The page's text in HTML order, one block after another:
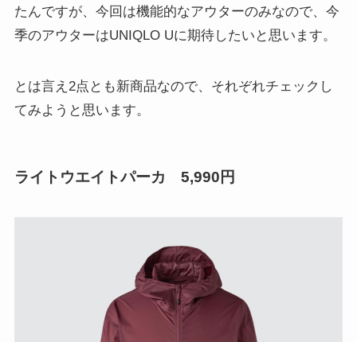
たんですが、今回は機能的なアウターのみなので、今
季のアウターはUNIQLO Uに期待したいと思います。
とは言え2点とも新商品なので、それぞれチェックし
てみようと思います。
ライトウエイトパーカ 5,990円